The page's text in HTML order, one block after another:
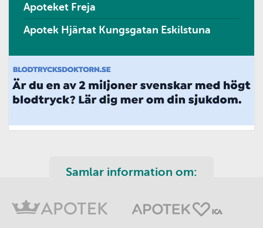
Apoteket Freja
Apotek Hjärtat Kungsgatan Eskilstuna
Samlar information om: